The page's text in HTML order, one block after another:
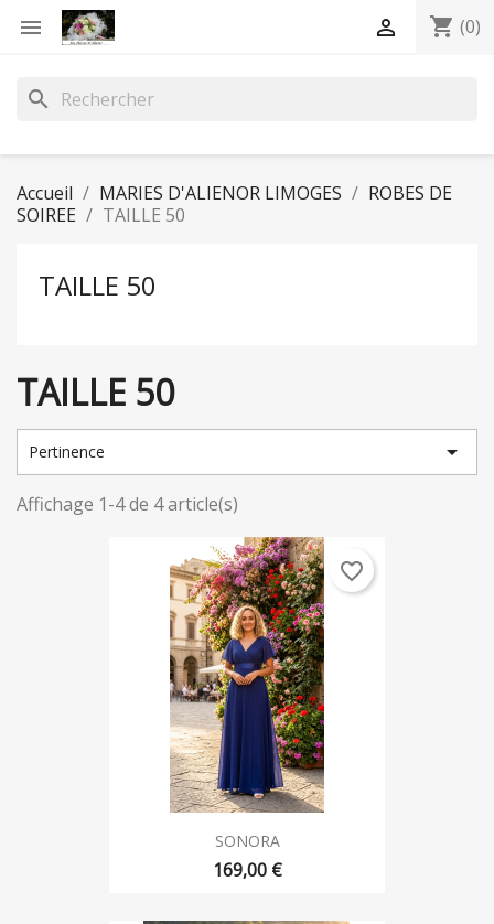
 shopping_cart (0)

search
Accueil MARIES D'ALIENOR LIMOGES
ROBES DE
SOIREE
TAILLE 50
TAILLE 50
TAILLE 50
Pertinence 
Affichage 1-4 de 4 article(s)
SONORA
169,00 €
favorite_border